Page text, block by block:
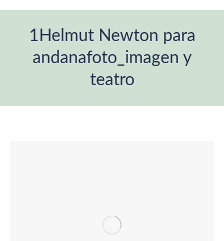
1Helmut Newton para
andanafoto_imagen y
teatro